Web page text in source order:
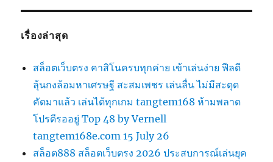
เรื่องล่าสุด
สล็อตเว็บตรง คาสิโนครบทุกค่าย เข้าเล่นง่าย ฟีลดี
ลุ้นกงล้อมหาเศรษฐี สะสมเพชร เล่นลื่น ไม่มีสะดุด
คัดมาแล้ว เล่นได้ทุกเกม tangtem168 ห้ามพลาด
โปรดีรออยู่ Top 48 by Vernell
tangtem168e.com 15 July 26
สล็อต888 สล็อตเว็บตรง 2026 ประสบการณ์เล่นยุค